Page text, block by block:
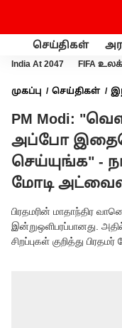
செய்திகள்
India At 2047 FIFA
முகப்பு செய்திகள்
நாட்டு மக்களுக்கு
PM Modi:
அப்போ
செய்யுங்க" -
மோடி
பிரதமரின் மாதாந்திர
இன்றுஒளிபரப்பானது.
சிறப்புகள் குறித்து பிரதமர்